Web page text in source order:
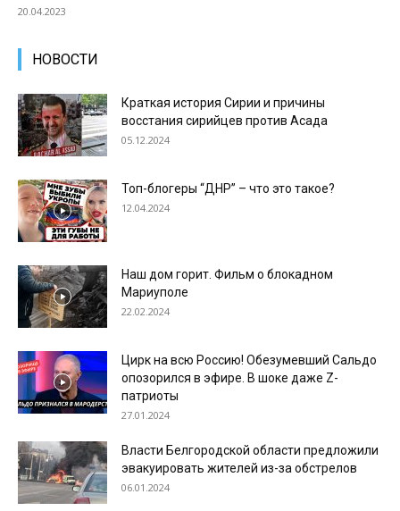
20.04.2023
НОВОСТИ
Краткая история Сирии и причины
восстания сирийцев против Асада
05.12.2024
Топ-блогеры “ДНР” – что это такое?
12.04.2024
Наш дом горит. Фильм о блокадном
Мариуполе
22.02.2024
Цирк на всю Россию! Обезумевший Сальдо
опозорился в эфире. В шоке даже Z-
патриоты
27.01.2024
Власти Белгородской области предложили
эвакуировать жителей из-за обстрелов
06.01.2024